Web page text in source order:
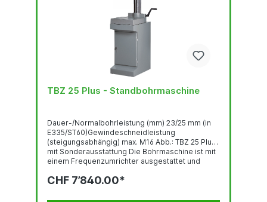
TBZ 25 Plus - Standbohrmaschine
Dauer-/Normalbohrleistung (mm) 23/25 mm (in
E335/ST60)Gewindeschneidleistung
(steigungsabhängig) max. M16 Abb.: TBZ 25 Plus
mit Sonderausstattung Die Bohrmaschine ist mit
einem Frequenzumrichter ausgestattet und
A1:2017.HauptschalterGewindeschneideinrichtun
qualitativ hochwertige Bohrkopf-Haube mit
CHF 7’840.00*